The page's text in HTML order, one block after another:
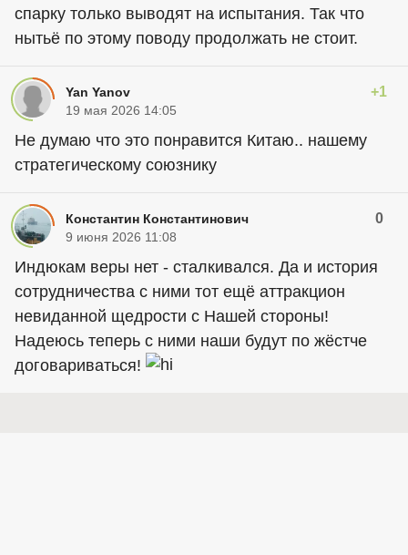
спарку только выводят на испытания. Так что
нытьё по этому поводу продолжать не стоит.
Yan Yanov +1
19 мая 2026 14:05
Не думаю что это понравится Китаю.. нашему
стратегическому союзнику
Константин Константинович 0
9 июня 2026 11:08
Индюкам веры нет - сталкивался. Да и история
сотрудничества с ними тот ещё аттракцион
невиданной щедрости с Нашей стороны!
Надеюсь теперь с ними наши будут по жёстче
договариваться!